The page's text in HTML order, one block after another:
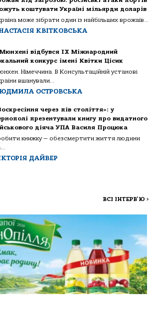
коштувати Україні мільярди доларів
може зібрати один із найбільших врожаїв...
КВІТКОВСЬКА
відбувся IX Міжнародний
конкурс імені Квітки Цісик
Німеччина. В Консультаційній установі
вшанували...
ОСТРОВСЬКА
через пів століття»: у
презентували книгу про видатного
діяча УПА Василя Процюка
книжку — обезсмертити життя людини
ДАЙВЕР
ВСІ ІНТЕРВ'Ю >